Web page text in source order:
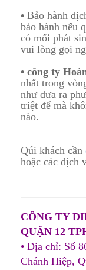
• Bảo hành
bảo hành nếu
có mối phát
vui lòng gọi
• công ty
nhất trong
như đưa ra
triệt để mà
nào.
Qúi khách cần
hoặc các dịch
CÔNG TY
QUẬN 12
• Địa chỉ: Số
Chánh Hiệp,